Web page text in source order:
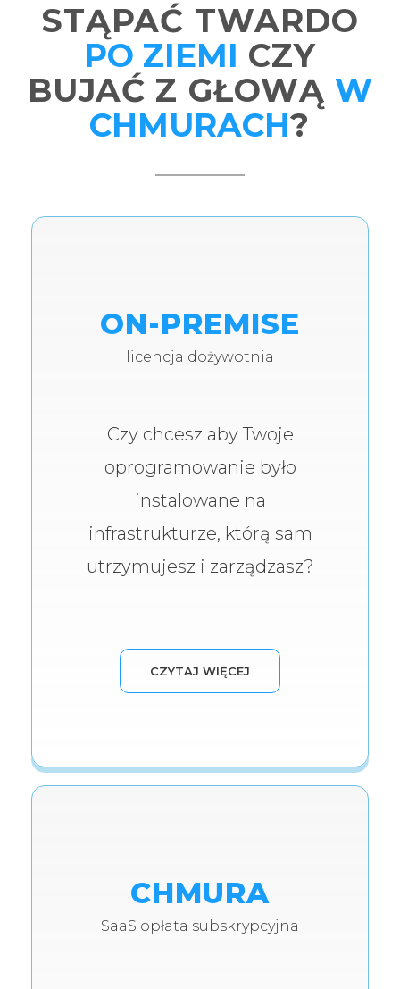
STĄPAĆ TWARDO
PO ZIEMI CZY
BUJAĆ Z GŁOWĄ W
CHMURACH?
ON-PREMISE
licencja dożywotnia
Czy chcesz aby Twoje
oprogramowanie było
instalowane na
infrastrukturze, którą sam
utrzymujesz i zarządzasz?
CZYTAJ WIĘCEJ
CHMURA
SaaS opłata subskrypcyjna